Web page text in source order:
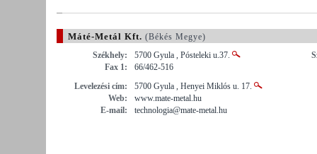
Máté-Metál Kft. (Békés Megye)
Székhely:
5700 Gyula , Pósteleki u.37.
Fax 1:
66/462-516
Levelezési cím:
5700 Gyula , Henyei Miklós u. 17.
Web:
www.mate-metal.hu
E-mail:
technologia@mate-metal.hu